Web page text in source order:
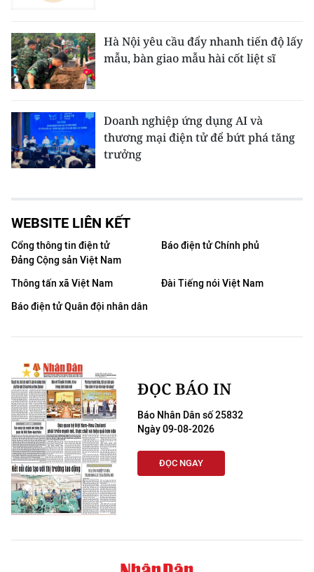
Hà Nội yêu cầu đẩy nhanh tiến độ lấy
mẫu, bàn giao mẫu hài cốt liệt sĩ
Doanh nghiệp ứng dụng AI và
thương mại điện tử để bứt phá tăng
trưởng
WEBSITE LIÊN KẾT
Cổng thông tin điện tử
Đảng Cộng sản Việt Nam
Báo điện tử Chính phủ
Thông tấn xã Việt Nam
Đài Tiếng nói Việt Nam
Báo điện tử Quân đội nhân dân
ĐỌC BÁO IN
Báo Nhân Dân số 25832
Ngày 09-08-2026
ĐỌC NGAY